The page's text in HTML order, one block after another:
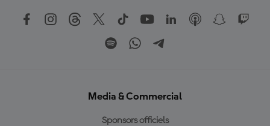
Media & Commercial
Sponsors officiels